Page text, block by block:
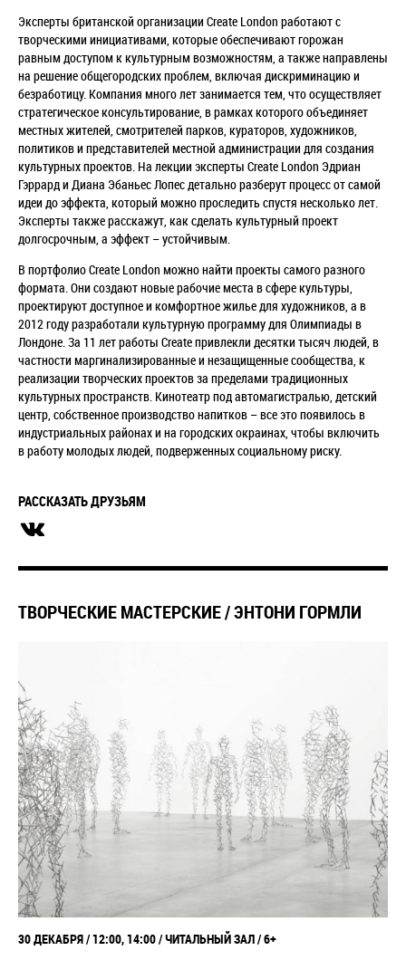
Эксперты британской организации Create London работают с
творческими инициативами, которые обеспечивают горожан
равным доступом к культурнымвозможностям, а также направлены
на решение общегородских проблем, включая дискриминацию и
безработицу. Компания много лет занимается тем, чтоосуществляет
стратегическое консультирование, в рамках которого объединяет
местных жителей, смотрителей парков, кураторов, художников,
политиков и представителей местной администрации для создания
культурных проектов. На лекции эксперты Create London Эдриан
Гэррард и Диана Эбаньес Лопес детальноразберут процесс от самой
идеи до эффекта, который можно проследить спустя несколько лет.
Эксперты также расскажут, как сделать культурный проект
долгосрочным, а эффект – устойчивым.
В портфолио Create London можно найти проекты самого разного
формата. Они создают новые рабочие места в сфере культуры,
проектируют доступное и комфортное жилье для художников, а в
2012 году разработали культурнуюпрограмму для Олимпиады в
Лондоне. За 11 лет работы Create привлекли десятки тысяч людей, в
частности маргинализированные и незащищенныесообщества, к
реализации творческих проектов за пределами традиционных
культурных пространств. Кинотеатр под автомагистралью, детский
центр, собственное производство напитков – все это появилось в
индустриальныхрайонах и на городских окраинах, чтобы включить
в работу молодых людей, подверженных социальному риску.
РАССКАЗАТЬ ДРУЗЬЯМ
ТВОРЧЕСКИЕ МАСТЕРСКИЕ / ЭНТОНИ ГОРМЛИ
30 ДЕКАБРЯ / 12:00, 14:00/ ЧИТАЛЬНЫЙ ЗАЛ / 6+